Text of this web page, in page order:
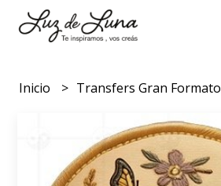
Inicio Transfers Gran Formato